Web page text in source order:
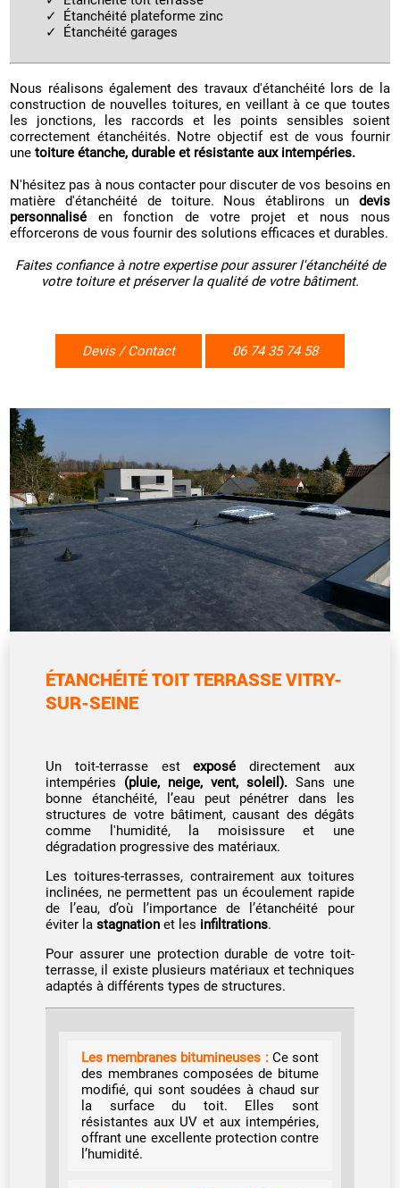
Étanchéité plateforme zinc
Étanchéité garages
Nous réalisons également des travaux d'étanchéité lors de la
construction de nouvelles toitures, en veillant à ce que toutes
les jonctions, les raccords et les points sensibles soient
correctement étanchéités. Notre objectif est de vous fournir
unetoiture étanche, durable et résistante aux intempéries.
N'hésitez pas à nous contacter pour discuter de vos besoins en
matière d'étanchéité de toiture. Nous établirons un devis
personnalisé en fonction de votre projet et nous nous
efforcerons de vous fournir des solutions efficaces et durables.
Faites confiance à notre expertise pour assurer l'étanchéité de
votre toiture et préserver la qualité de votre bâtiment.
Devis / Contact 06 74 35 74 58
ÉTANCHÉITÉ TOIT TERRASSE VITRY-
SUR-SEINE
Un toit-terrasse estexposé directement aux
intempéries (pluie, neige, vent, soleil).Sans une
bonne étanchéité, l’eau peut pénétrer dans les
structures de votre bâtiment, causant des dégâts
comme l'humidité, la moisissure et une
dégradation progressive des matériaux.
Les toitures-terrasses, contrairement aux toitures
inclinées, ne permettent pas un écoulement rapide
de l’eau, d’où l’importance de l’étanchéité pour
éviter lastagnation et les infiltrations.
Pour assurer une protection durable de votre toit-
terrasse, il existe plusieurs matériaux et techniques
adaptés à différents types de structures.
Les membranes bitumineuses :Ce sont
des membranes composées de bitume
modifié, qui sont soudées à chaud sur
la surface du toit. Elles sont
résistantes aux UV et aux intempéries,
offrant une excellente protection contre
l’humidité.